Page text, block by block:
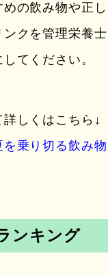
の飲み物や正し
クを管理栄養士
てください。
しくはこちら↓
乗り切る飲み物
ンキング